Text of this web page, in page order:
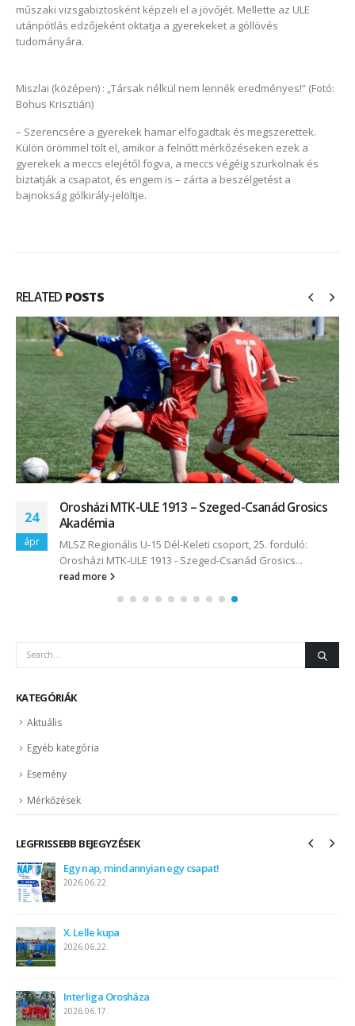
műszaki vizsgabiztosként képzeli el a jövőjét. Mellette az ULE
utánpótlás edzőjeként oktatja a gyerekeket a góllövés
tudományára.
Miszlai (középen) : „Társak nélkül nem lennék eredményes!” (Fotó:
Bohus Krisztián)
– Szerencsére a gyerekek hamar elfogadtak és megszerettek.
Külön örömmel tölt el, amikor a felnőtt mérkőzéseken ezek a
gyerekek a meccs elejétől fogva, a meccs végéig szurkolnak és
biztatják a csapatot, és engem is – zárta a beszélgetést a
bajnokság gólkirály-jelöltje.
RELATED POSTS
24
ápr
Orosházi MTK-ULE 1913 – Szeged-Csanád Grosics
Akadémia
MLSZ Regionális U-15 Dél-Keleti csoport, 25. forduló:
Orosházi MTK-ULE 1913 - Szeged-Csanád Grosics...
read more
KATEGÓRIÁK
Aktuális
Egyéb kategória
Esemény
Mérkőzések
LEGFRISSEBB BEJEGYZÉSEK
Egy nap, mindannyian egy csapat!
2026.06.22.
X. Lelle kupa
2026.06.22.
Interliga Orosháza
2026.06.17.